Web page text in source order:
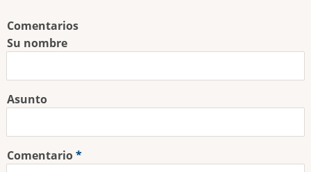
Comentarios
Su nombre
Asunto
Comentario